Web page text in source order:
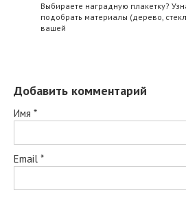
Выбираете наградную плакетку?
подобрать материалы (дерево,
вашей
Добавить комментарий
Имя *
Email *